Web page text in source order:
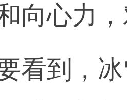
向心力
到，冰